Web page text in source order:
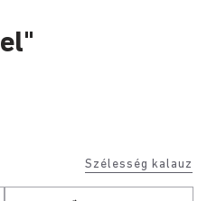
Szélesség kalauz